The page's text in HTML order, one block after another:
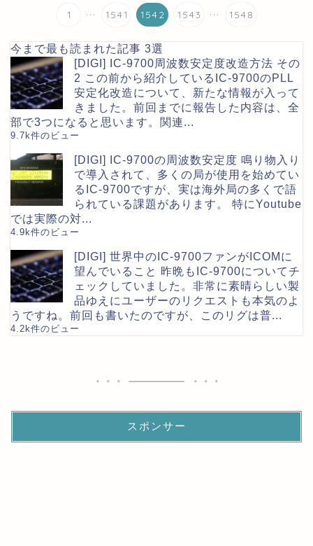
1 ... 1541 1542 1543 ... 1548
今まで最も読まれた記事 3選
[DIGI] IC-9700周波数安定度改造方法 その
2 この前から紹介しているIC-9700のPLL
安定化改造について、新たな情報が入って
きました。前回までに報告した内容は、全
部で3つになると思います。関連...
9.7k件のビュー
[DIGI] IC-9700の周波数安定度 鳴り物入り
で導入されて、多くの局が使用を始めてい
るIC-9700ですが、実は海外局の多くで語
られている課題があります。 特にYoutube
では実際の対...
4.9k件のビュー
[DIGI] 世界中のIC-9700ファンがICOMに
望んでいること 昨晩もIC-9700についてチ
ェックしていました。非常に素晴らしい製
品ゆえにユーザーのリクエストも本気のよ
うですね。前回も書いたのですが、このリグは普...
4.2k件のビュー
スポンサー